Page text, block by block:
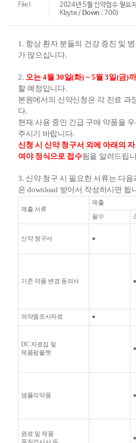
File1 2024년 5월 신약접수 필요
Kbyte / Down : 700)
1. 항상 환자 분들의 건강 증진 및
가 많으십니다.
2. 오는4월30일(화) ~ 5월3일(금)
할 예정입니다.
본원에서의 신약신청은 각 진료 과
다.
현재 사용 중인 긴급 구매 약품을
주시기 바랍니다.
신청 시 신약 청구서 외에 아래의
여야 정식으로 접수됨을 알려드립
3. 신약 청구 시 필요한 서류는 다음
은download 받아서 작성하시면 됩
제출 서류
제출
필수
신약 청구서 ●
기존 약품 변경 동의서 ●
의약품조사자료 ●
DC 자료집 및
제품팜플렛
●
샘플의약품 ●
원료 및 제품
●